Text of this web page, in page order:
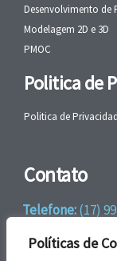
Políticas de
Desenvolvimento de
Modelagem 2D e 3D
PMOC
Politica de
Politica de
Contato
Telefone:(17)
WhatsApp:+55